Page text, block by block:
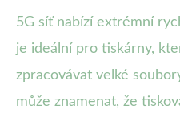
5G síť nabízí extrémní
je ideální pro tiskárny,
zpracovávat velké
může znamenat, že